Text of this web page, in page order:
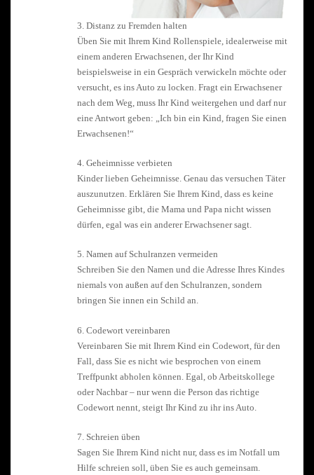
3. Distanz zu Fremden halten
Üben Sie mit Ihrem Kind Rollenspiele, idealerweise mit
einem anderen Erwachsenen, der Ihr Kind
beispielsweise in ein Gespräch verwickeln möchte oder
versucht, es ins Auto zu locken. Fragt ein Erwachsener
nach dem Weg, muss Ihr Kind weitergehen und darf nur
eine Antwort geben: „Ich bin ein Kind, fragen Sie einen
Erwachsenen!“
4. Geheimnisse verbieten
Kinder lieben Geheimnisse. Genau das versuchen Täter
auszunutzen. Erklären Sie Ihrem Kind, dass es keine
Geheimnisse gibt, die Mama und Papa nicht wissen
dürfen, egal was ein anderer Erwachsener sagt.
5. Namen auf Schulranzen vermeiden
Schreiben Sie den Namen und die Adresse Ihres Kindes
niemals von außen auf den Schulranzen, sondern
bringen Sie innen ein Schild an.
6. Codewort vereinbaren
Vereinbaren Sie mit Ihrem Kind ein Codewort, für den
Fall, dass Sie es nicht wie besprochen von einem
Treffpunkt abholen können. Egal, ob Arbeitskollege
oder Nachbar – nur wenn die Person das richtige
Codewort nennt, steigt Ihr Kind zu ihr ins Auto.
7. Schreien üben
Sagen Sie Ihrem Kind nicht nur, dass es im Notfall um
Hilfe schreien soll, üben Sie es auch gemeinsam.